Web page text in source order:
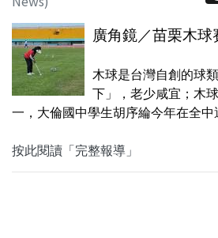
廣角鏡／苗栗木球
木球是台灣自創的球
下」，老少咸宜；木
一，大倫國中學生胡序綸今年在全中
按此閱讀「完整報導」